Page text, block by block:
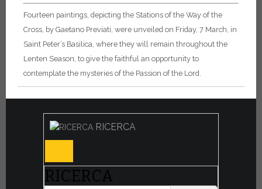
Fourteen paintings, depicting the Stations of the Way of the
Cross, by Gaetano Previati, were unveiled on Friday, 7 March, in
Saint Peter’s Basilica, where they will remain throughout the
Lenten Season, to give the faithful an opportunity to
contemplate the mysteries of the Passion of the Lord.
RICERCA
RICERCA